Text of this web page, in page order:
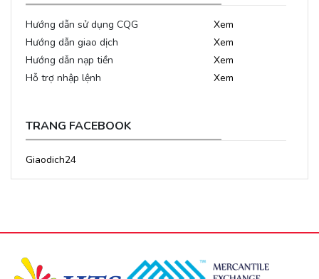
Hướng dẫn sử dụng CQG
Xem
Hướng dẫn giao dịch
Xem
Hướng dẫn nạp tiền
Xem
Hỗ trợ nhập lệnh
Xem
TRANG FACEBOOK
Giaodich24